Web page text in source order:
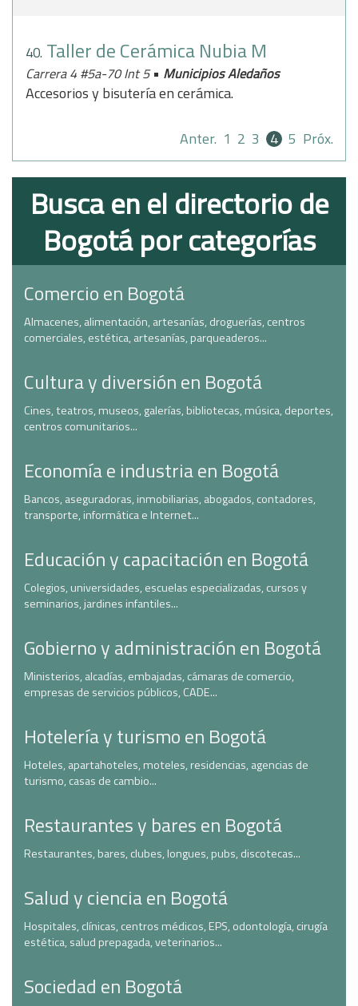
40. Taller de Cerámica Nubia M
Carrera 4 #5a-70 Int 5• Municipios Aledaños
Accesorios y bisutería en cerámica.
Anter. 1 2 3 4 5 Próx.
Busca en el directorio de
Bogotá por categorías
Comercio en Bogotá
Almacenes, alimentación, artesanías, droguerías, centros
comerciales, estética, artesanías, parqueaderos...
Cultura y diversión en Bogotá
Cines, teatros, museos, galerías, bibliotecas, música, deportes,
centros comunitarios...
Economía e industria en Bogotá
Bancos, aseguradoras, inmobiliarias, abogados, contadores,
transporte, informática e Internet...
Educación y capacitación en Bogotá
Colegios, universidades, escuelas especializadas, cursos y
seminarios, jardines infantiles...
Gobierno y administración en Bogotá
Ministerios, alcadías, embajadas, cámaras de comercio,
empresas de servicios públicos, CADE...
Hotelería y turismo en Bogotá
Hoteles, apartahoteles, moteles, residencias, agencias de
turismo, casas de cambio...
Restaurantes y bares en Bogotá
Restaurantes, bares, clubes, longues, pubs, discotecas...
Salud y ciencia en Bogotá
Hospitales, clínicas, centros médicos, EPS, odontología, cirugía
estética, salud prepagada, veterinarios...
Sociedad en Bogotá